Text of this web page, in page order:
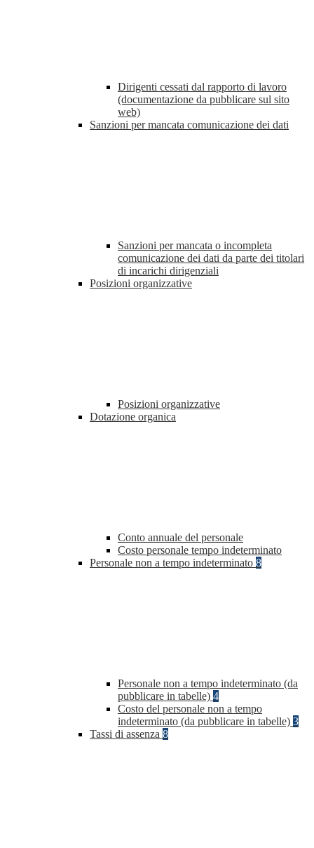
Dirigenti cessati dal rapporto di lavoro
(documentazione da pubblicare sul sito
web)
Sanzioni per mancata comunicazione dei dati
Sanzioni per mancata o incompleta
comunicazione dei dati da parte dei titolari
di incarichi dirigenziali
Posizioni organizzative
Posizioni organizzative
Dotazione organica
Conto annuale del personale
Costo personale tempo indeterminato
Personale non a tempo indeterminato 8
Personale non a tempo indeterminato (da
pubblicare in tabelle) 4
Costo del personale non a tempo
indeterminato (da pubblicare in tabelle) 3
Tassi di assenza 8